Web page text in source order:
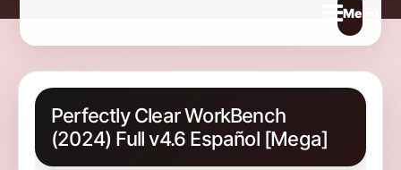
Abrir
Perfectly Clear WorkBench
(2024) Full v4.6 Español [Mega]